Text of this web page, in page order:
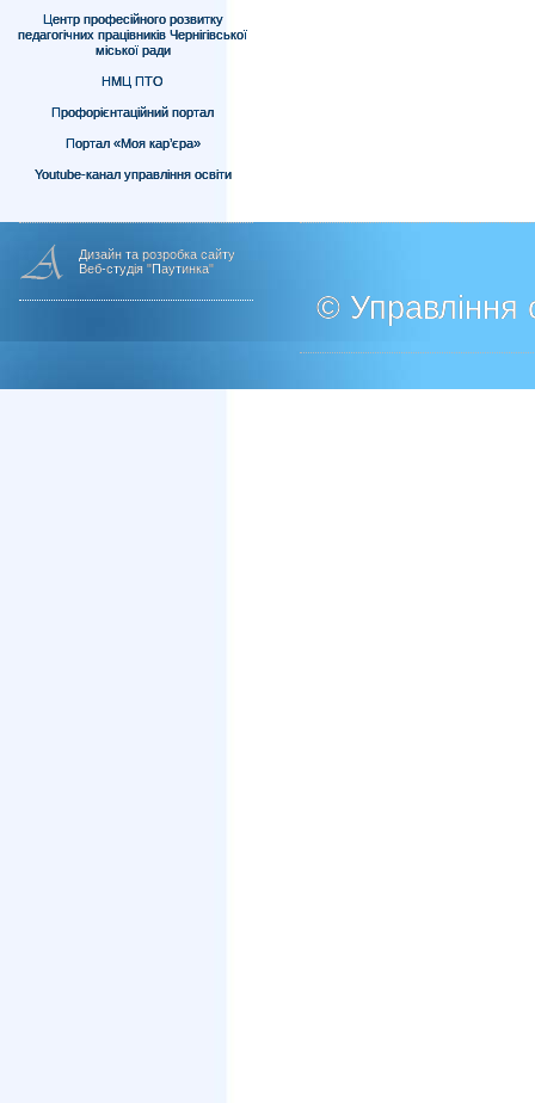
Центр професійного розвитку
педагогічних працівників Чернігівської
міської ради
НМЦ ПТО
Профорієнтаційний портал
Портал «Моя кар’єра»
Youtube-канал управління освіти
Дизайн та розробка сайту
Веб-студія "Паутинка"
© Управління